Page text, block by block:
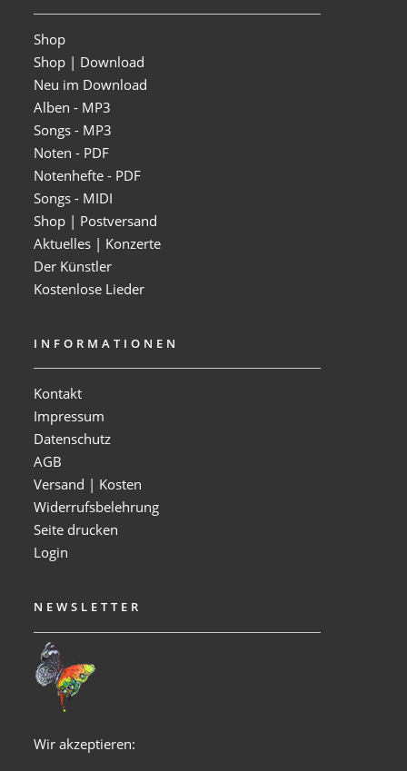
Shop
Shop | Download
Neu im Download
Alben - MP3
Songs - MP3
Noten - PDF
Notenhefte - PDF
Songs - MIDI
Shop | Postversand
Aktuelles | Konzerte
Der Künstler
Kostenlose Lieder
INFORMATIONEN
Kontakt
Impressum
Datenschutz
AGB
Versand | Kosten
Widerrufsbelehrung
Seite drucken
Login
NEWSLETTER
Wir akzeptieren: